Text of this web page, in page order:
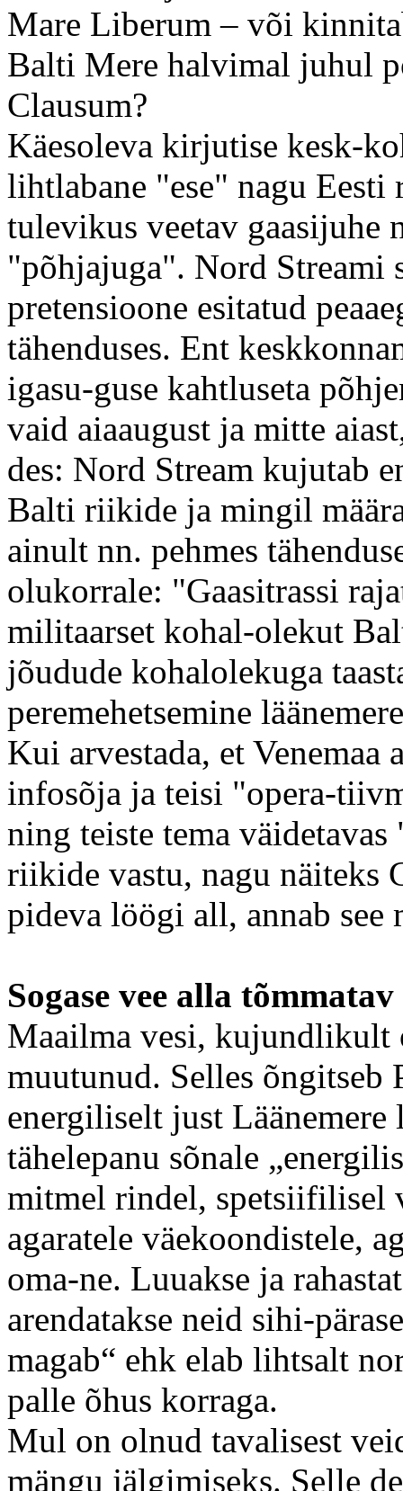
Mare Liberum – või
Balti Mere halvimal juhul
Clausum?
Käesoleva kirjutise kesk-
lihtlabane "ese" nagu
tulevikus veetav gaasijuhe
"põhjajuga". Nord Streami
pretensioone esitatud
tähenduses. Ent
igasu-guse kahtluseta
vaid aiaaugust ja mitte
des: Nord Stream kujutab
Balti riikide ja mingil
ainult nn. pehmes
olukorrale: "Gaasitrassi
militaarset kohal-olekut
jõudude kohalolekuga
peremehetsemine
Kui arvestada, et Venemaa
infosõja ja teisi "opera-
ning teiste tema väidetavas
riikide vastu, nagu näiteks
pideva löögi all, annab
Sogase vee alla
Maailma vesi, kujundlikult
muutunud. Selles õngitseb
energiliselt just Läänemere
tähelepanu sõnale
mitmel rindel,
agaratele väekoondistele,
oma-ne. Luuakse ja
arendatakse neid sihi-
magab“ ehk elab lihtsalt
palle õhus korraga.
Mul on olnud tavalisest
mängu jälgimiseks. Selle